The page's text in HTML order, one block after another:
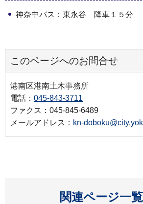
神奈中バス：東永谷 降車１５分
このページへのお問合せ
港南区港南土木事務所
電話： 045-843-3711
ファクス：045-845-6489
メールアドレス： kn-
関連ページ一覧
開く